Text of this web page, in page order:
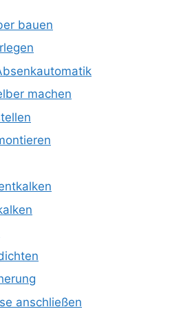
bauen
machen
anschließen